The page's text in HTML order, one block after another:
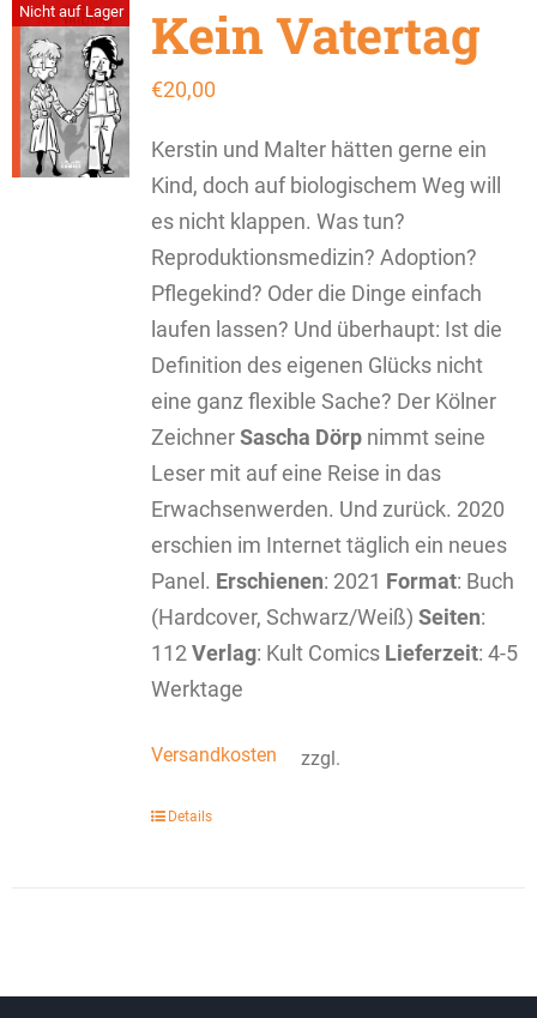
Nicht auf Lager Kein Vatertag
€20,00
Kerstin und Malter hätten gerne ein
Kind, doch auf biologischem Weg will
es nicht klappen. Was tun?
Reproduktionsmedizin? Adoption?
Pflegekind? Oder die Dinge einfach
laufen lassen? Und überhaupt: Ist die
Definition des eigenen Glücks nicht
eine ganz flexible Sache? Der Kölner
ZeichnerSascha Dörpnimmt seine
Leser mit auf eine Reise in das
Erwachsenwerden. Und zurück. 2020
erschien im Internet täglich ein neues
Panel. Erschienen: 2021 Format: Buch
(Hardcover, Schwarz/Weiß) Seiten:
112 Verlag: Kult Comics Lieferzeit: 4-5
Werktage
zzgl.
Versandkosten
Details